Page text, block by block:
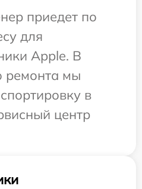
приедет по
для
Apple. В
ремонта мы
в
центр